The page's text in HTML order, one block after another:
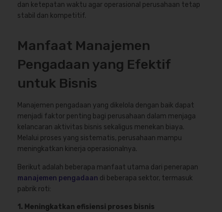
dan ketepatan waktu agar operasional perusahaan tetap
stabil dan kompetitif.
Manfaat Manajemen
Pengadaan yang Efektif
untuk Bisnis
Manajemen pengadaan yang dikelola dengan baik dapat
menjadi faktor penting bagi perusahaan dalam menjaga
kelancaran aktivitas bisnis sekaligus menekan biaya.
Melalui proses yang sistematis, perusahaan mampu
meningkatkan kinerja operasionalnya.
Berikut adalah beberapa manfaat utama dari penerapan
manajemen pengadaan di beberapa sektor, termasuk
pabrik roti:
1. Meningkatkan efisiensi proses bisnis